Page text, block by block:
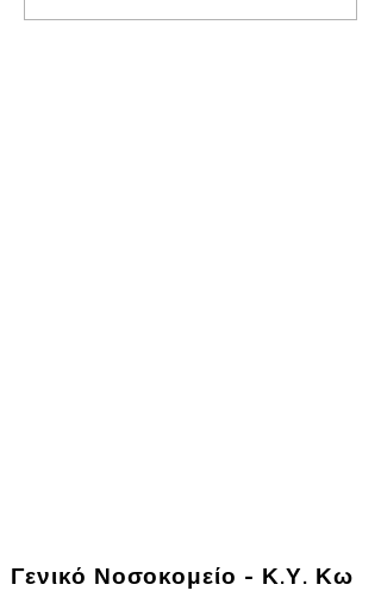
Γενικό Νοσοκομείο - Κ.Υ. Κω